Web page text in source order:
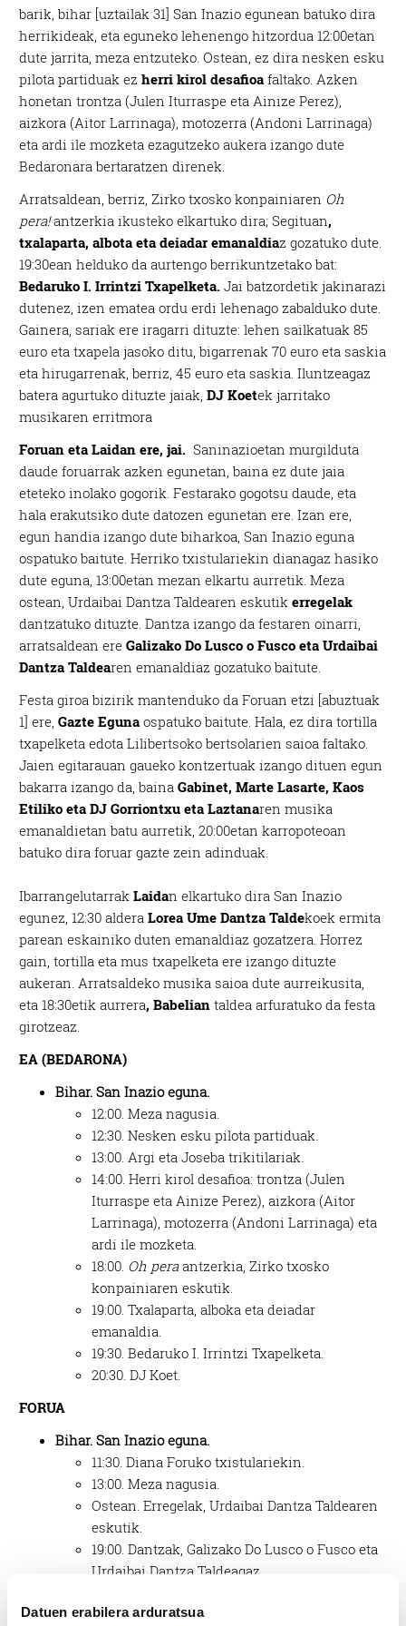
Datuen erabilera arduratsua
barik, bihar [uztailak 31] San Inazio egunean batuko dira
herrikideak, eta eguneko lehenengo hitzordua 12:00etan
dute jarrita, meza entzuteko. Ostean, ez dira nesken esku
pilota partiduak ezherri kirol desafioa faltako. Azken
honetan trontza (Julen Iturraspe eta Ainize Perez),
aizkora (Aitor Larrinaga), motozerra (Andoni Larrinaga)
eta ardi ile mozketa ezagutzeko aukera izango dute
Bedaronara bertaratzen direnek.
Arratsaldean, berriz, Zirko txosko konpainiaren Oh
pera!antzerkia ikusteko elkartuko dira; Segituan,
txalaparta, albota eta deiadar emanaldiaz gozatuko dute.
19:30ean helduko da aurtengo berrikuntzetako bat:
Bedaruko I. Irrintzi Txapelketa. Jai batzordetik jakinarazi
dutenez, izen ematea ordu erdi lehenago zabalduko dute.
Gainera, sariak ere iragarri dituzte: lehen sailkatuak 85
euro eta txapela jasoko ditu, bigarrenak 70 euro eta saskia
eta hirugarrenak, berriz, 45 euro eta saskia. Iluntzeagaz
batera agurtuko dituzte jaiak,DJ Koetek jarritako
musikaren erritmora
Foruan eta Laidan ere, jai.Saninazioetan murgilduta
daude foruarrak azken egunetan, baina ez dute jaia
eteteko inolako gogorik. Festarako gogotsu daude, eta
hala erakutsiko dute datozen egunetan ere. Izan ere,
egun handia izango dute biharkoa, San Inazio eguna
ospatuko baitute. Herriko txistulariekin dianagaz hasiko
dute eguna, 13:00etan mezan elkartu aurretik. Meza
ostean, Urdaibai Dantza Taldearen eskutikerregelak
dantzatuko dituzte. Dantza izango da festaren oinarri,
arratsaldean ere Galizako DoLusco o Fusco eta Urdaibai
Dantza Taldearen emanaldiaz gozatuko baitute.
Festa giroa bizirik mantenduko da Foruan etzi [abuztuak
1] ere, Gazte Eguna ospatuko baitute. Hala, ez dira tortilla
txapelketa edota Lilibertsoko bertsolarien saioa faltako.
Jaien egitarauan gaueko kontzertuak izango dituen egun
bakarra izango da, baina Gabinet, Marte Lasarte, Kaos
Etiliko eta DJ Gorriontxu eta Laztanaren musika
emanaldietan batu aurretik, 20:00etan karropoteoan
batuko dira foruar gazte zein adinduak.
Ibarrangelutarrak Laidan elkartuko dira San Inazio
egunez, 12:30 alderaLorea Ume Dantza Taldekoek ermita
parean eskainiko duten emanaldiaz gozatzera. Horrez
gain, tortilla eta mus txapelketa ere izango dituzte
aukeran. Arratsaldeko musika saioa dute aurreikusita,
eta 18:30etik aurrera, Babelian taldea arfuratuko da festa
girotzeaz.
EA (BEDARONA)
Bihar.San Inazio eguna.
12:00. Meza nagusia.
12:30. Nesken esku pilota partiduak.
13:00. Argi eta Joseba trikitilariak.
14:00. Herri kirol desafioa: trontza (Julen
Iturraspe eta Ainize Perez), aizkora (Aitor
Larrinaga), motozerra (Andoni Larrinaga) eta
ardi ile mozketa.
18:00. Oh peraantzerkia, Zirko txosko
konpainiaren eskutik.
19:00. Txalaparta, alboka eta deiadar
emanaldia.
19:30. Bedaruko I. Irrintzi Txapelketa.
20:30. DJ Koet.
FORUA
Bihar.San Inazio eguna.
11:30.Diana Forukotxistulariekin.
13:00.Meza nagusia.
Ostean. Erregelak, UrdaibaiDantza Taldearen
eskutik.
19:00. Dantzak, Galizako DoLusco o Fusco eta
Urdaibai Dantza Taldeagaz.
12:00.Tortilla Txapelketarako izen ematea.